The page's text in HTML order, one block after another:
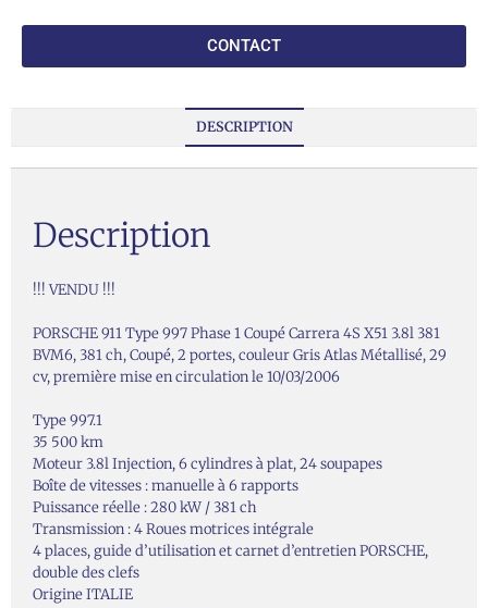
CONTACT
DESCRIPTION
Description
!!! VENDU !!!
PORSCHE 911 Type 997 Phase 1 Coupé Carrera 4S X51 3.8l 381
BVM6, 381 ch, Coupé, 2 portes, couleur Gris Atlas Métallisé, 29
cv, première mise en circulation le 10/03/2006
Type 997.1
35 500 km
Moteur 3.8l Injection, 6 cylindres à plat, 24 soupapes
Boîte de vitesses : manuelle à 6 rapports
Puissance réelle : 280 kW / 381 ch
Transmission : 4 Roues motrices intégrale
4 places, guide d’utilisation et carnet d’entretien PORSCHE,
double des clefs
Origine ITALIE